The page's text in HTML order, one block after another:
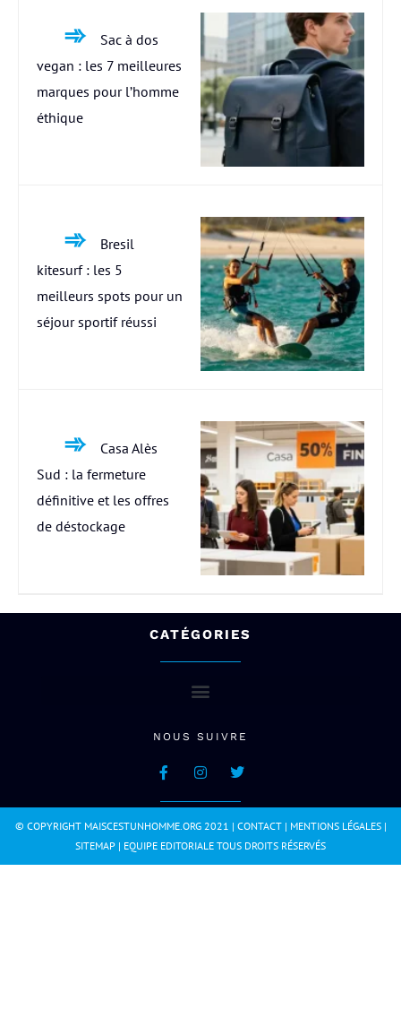
Sac à dos
vegan : les 7 meilleures
marques pour l’homme
éthique
Bresil
kitesurf : les 5
meilleurs spots pour un
séjour sportif réussi
Casa Alès
Sud : la fermeture
définitive et les offres
de déstockage
CATÉGORIES
NOUS SUIVRE
© COPYRIGHT MAISCESTUNHOMME.ORG 2021 | CONTACT| MENTIONS LÉGALES|
SITEMAP | EQUIPE EDITORIALE TOUS DROITS RÉSERVÉS